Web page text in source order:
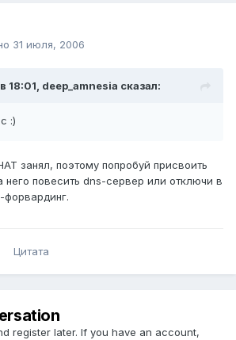
31 июля, 2006
18:01, deep_amnesia сказал:
:)
занял, поэтому попробуй присвоить
него повесить dns-сервер или отключи в
Цитата
register later. If you have an account,